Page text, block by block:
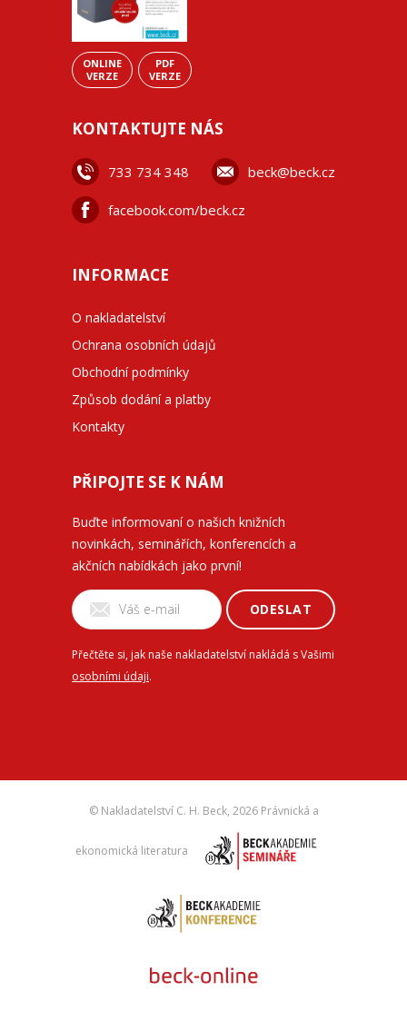
ONLINE
VERZE
PDF
VERZE
KONTAKTUJTE NÁS
733 734 348 beck@beck.cz
facebook.com/beck.cz
INFORMACE
O nakladatelství
Ochrana osobních údajů
Obchodní podmínky
Způsob dodání a platby
Kontakty
PŘIPOJTE SE K NÁM
Buďte informovaní o našich knižních
novinkách, seminářích, konferencích a
akčních nabídkách jako první!
ODESLAT
Přečtěte si, jak naše nakladatelství nakládá s Vašimi
osobními údaji.
© Nakladatelství C. H. Beck, 2026 Právnická a
ekonomická literatura